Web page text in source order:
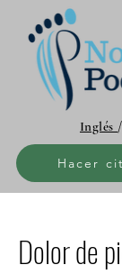
Inglés /
Hacer
Dolor de